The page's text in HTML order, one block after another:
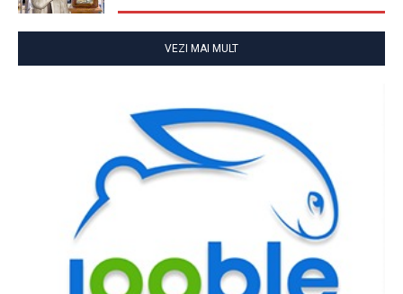
VEZI MAI MULT